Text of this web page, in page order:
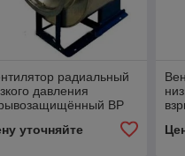
радиальный
давления
ВР
77-10,0-15,0/1000 В1
уточняйте